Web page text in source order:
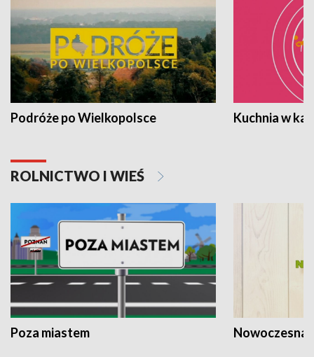
Podróże po Wielkopolsce Kuchnia w
ROLNICTWO I WIEŚ
Poza miastem Nowoczesna